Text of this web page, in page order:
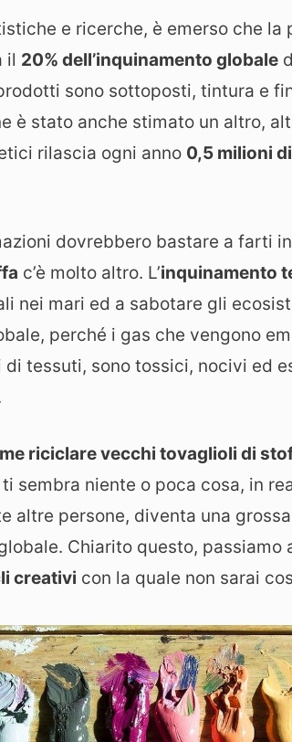
e ricerche, è emerso che la
il 20% dell’inquinamento globale
sono sottoposti, tintura e
è stato anche stimato un altro,
rilascia ogni anno 0,5 milioni
dovrebbero bastare a farti
c’è molto altro. L’inquinamento
nei mari ed a sabotare gli
perché i gas che vengono
tessuti, sono tossici, nocivi ed
riciclare vecchi tovaglioli di
sembra niente o poca cosa, in
altre persone, diventa una
Chiarito questo,
creativi con la quale non sarai